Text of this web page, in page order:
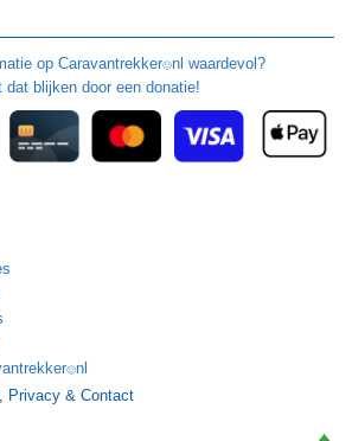
op Caravantrekker🙂nl waardevol?
dat blijken door een donatie!
🙂nl
Privacy & Contact